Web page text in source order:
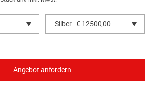
Silber - € 12500,00